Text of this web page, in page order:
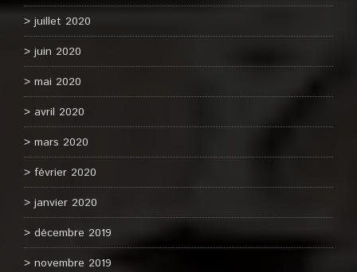
juillet 2020
juin 2020
mai 2020
avril 2020
mars 2020
février 2020
janvier 2020
décembre 2019
novembre 2019